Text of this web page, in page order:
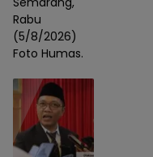
Rabu
(5/8/2026)
Foto Humas.